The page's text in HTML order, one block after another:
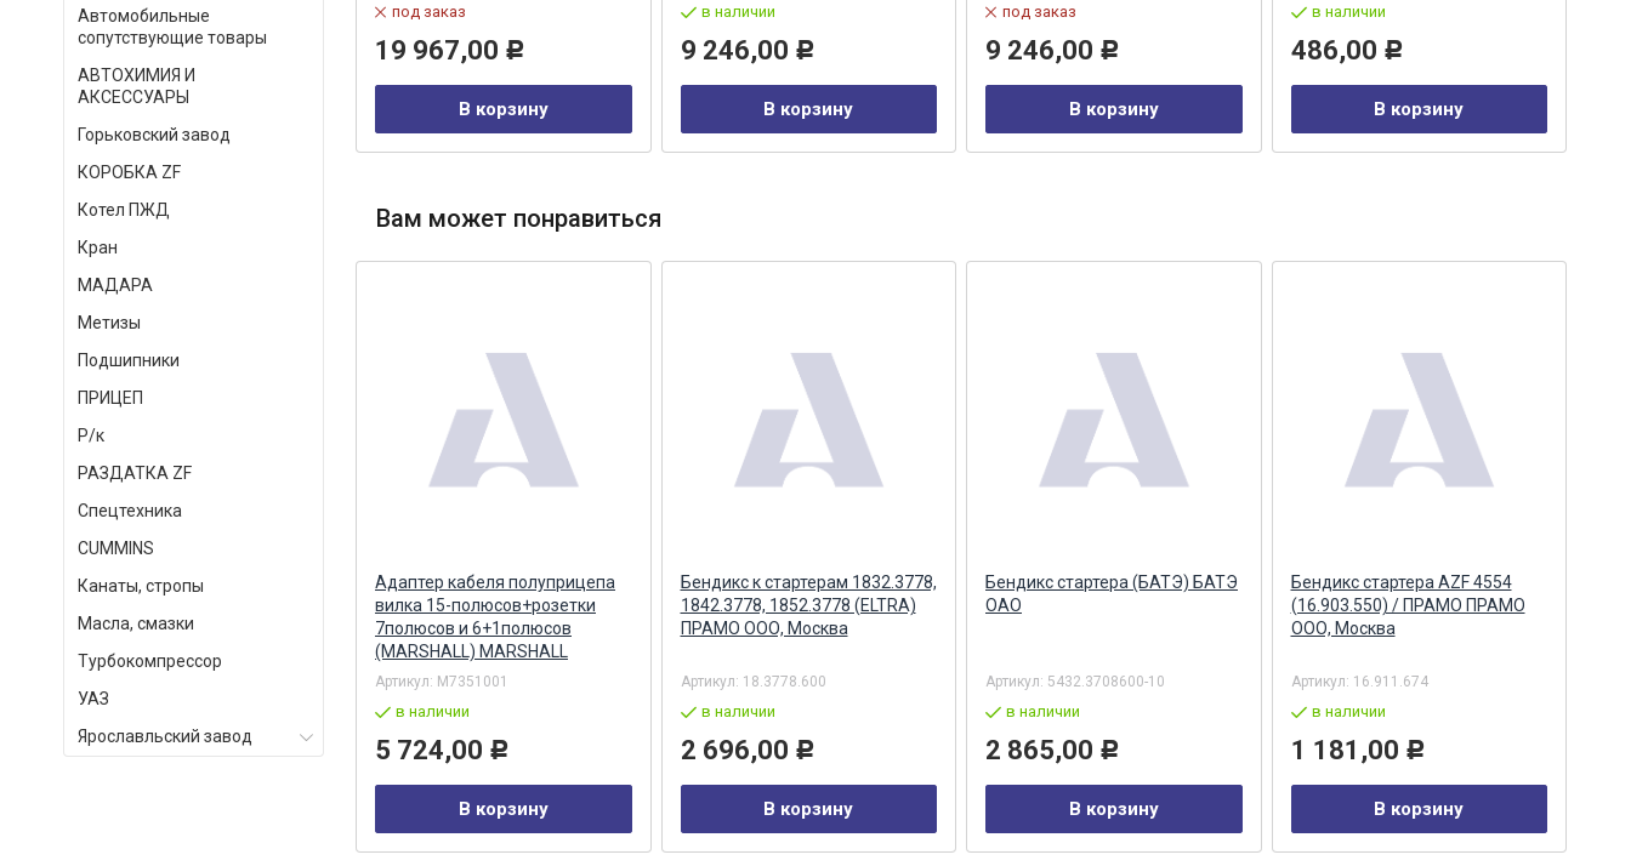
Автомобильные
сопутствующие товары
АВТОХИМИЯ И
АКСЕССУАРЫ
Горьковский завод
КОРОБКА ZF
Котел ПЖД
Кран
МАДАРА
Метизы
Подшипники
ПРИЦЕП
Р/к
РАЗДАТКА ZF
Спецтехника
СUMMINS
Канаты, стропы
Масла, смазки
Турбокомпрессор
УАЗ
Ярославльский завод
в наличии
1 410,00 Р
В корзину
под заказ
19 967,00 Р
В корзину
в наличии
9 246,00 Р
В корзину
под заказ
9 246,00 Р
В корзину
в наличии
486,00 Р
В корзину
Вам может понравиться
Бендикс стартера AZJ 3367
4 141,00
Адаптер кабеля полуприцепа
вилка 15-полюсов+розетки
7полюсов и 6+1полюсов
(MARSHALL) MARSHALL
Артикул: M7351001
в наличии
5 724,00 Р
В корзину
Бендикс к стартерам 1832.3778,
1842.3778, 1852.3778 (ELTRA)
ПРАМО ООО, Москва
Артикул: 18.3778.600
в наличии
2 696,00 Р
В корзину
Бендикс стартера (БАТЭ) БАТЭ
ОАО
Артикул: 5432.3708600-10
в наличии
2 865,00 Р
В корзину
Бендикс стартера AZF 4554
(16.903.550) / ПРАМО ПРАМО
ООО, Москва
Артикул: 16.911.674
в наличии
1 181,00 Р
В корзину